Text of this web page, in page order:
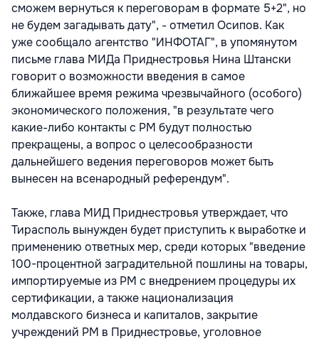
сможем вернуться к переговорам в формате 5+2", но
не будем загадывать дату", - отметил Осипов. Как
уже сообщало агентство "ИНФОТАГ", в упомянутом
письме глава МИДа Приднестровья Нина Штански
говорит о возможности введения в самое
ближайшее время режима чрезвычайного (особого)
экономического положения, "в результате чего
какие-либо контакты с РМ будут полностью
прекращены, а вопрос о целесообразности
дальнейшего ведения переговоров может быть
вынесен на всенародный референдум".
Также, глава МИД Приднестровья утверждает, что
Тирасполь вынужден будет приступить к выработке и
применению ответных мер, среди которых "введение
100-процентной заградительной пошлины на товары,
импортируемые из РМ с внедрением процедуры их
сертификации, а также национализация
молдавского бизнеса и капиталов, закрытие
учреждений РМ в Приднестровье, уголовное